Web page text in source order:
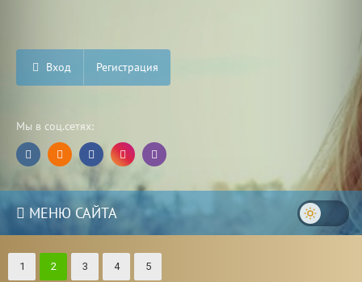
Вход Регистрация
Мы в соц.сетях:
МЕНЮ САЙТА
1 2 3 4 5